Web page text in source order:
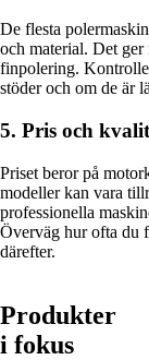
De flesta
och material. Det
finpolering.
stöder och om de är
5. Pris och
Priset beror på
modeller kan vara
professionella
Överväg hur ofta du
därefter.
Produkter
i fokus